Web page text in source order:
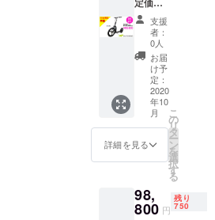
￥151,8
00から
38％OF
F
￥93,80
0 完成
した本
体×1 充
器
×1 送
料/税込
み
支援
者：
0人
お届
け予
定：
2020
年10
月
詳細を見る
こ
の
リ
タ
ー
ン
を
選
択
す
る
98,
800 円
残り
750